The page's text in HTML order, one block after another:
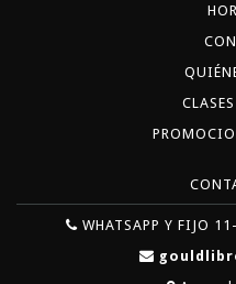
WHATSAPP Y FIJO